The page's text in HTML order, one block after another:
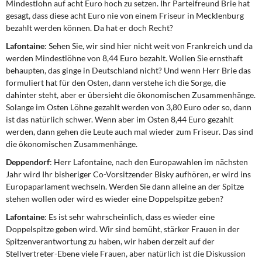
Mindestlohn auf acht Euro hoch zu setzen. Ihr Parteifreund Brie hat
gesagt, dass diese acht Euro nie von einem Friseur in Mecklenburg
bezahlt werden können. Da hat er doch Recht?
Lafontaine: Sehen Sie, wir sind hier nicht weit von Frankreich und da
werden Mindestlöhne von 8,44 Euro bezahlt. Wollen Sie ernsthaft
behaupten, das ginge in Deutschland nicht? Und wenn Herr Brie das
formuliert hat für den Osten, dann verstehe ich die Sorge, die
dahinter steht, aber er übersieht die ökonomischen Zusammenhänge.
Solange im Osten Löhne gezahlt werden von 3,80 Euro oder so, dann
ist das natürlich schwer. Wenn aber im Osten 8,44 Euro gezahlt
werden, dann gehen die Leute auch mal wieder zum Friseur. Das sind
die ökonomischen Zusammenhänge.
Deppendorf: Herr Lafontaine, nach den Europawahlen im nächsten
Jahr wird Ihr bisheriger Co-Vorsitzender Bisky aufhören, er wird ins
Europaparlament wechseln. Werden Sie dann alleine an der Spitze
stehen wollen oder wird es wieder eine Doppelspitze geben?
Lafontaine: Es ist sehr wahrscheinlich, dass es wieder eine
Doppelspitze geben wird. Wir sind bemüht, stärker Frauen in der
Spitzenverantwortung zu haben, wir haben derzeit auf der
Stellvertreter-Ebene viele Frauen, aber natürlich ist die Diskussion